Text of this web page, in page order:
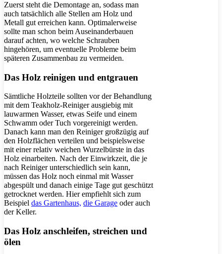
Zuerst steht die Demontage an, sodass man
auch tatsächlich alle Stellen am Holz und
Metall gut erreichen kann. Optimalerweise
sollte man schon beim Auseinanderbauen
darauf achten, wo welche Schrauben
hingehören, um eventuelle Probleme beim
späteren Zusammenbau zu vermeiden.
Das Holz reinigen und entgrauen
Sämtliche Holzteile sollten vor der Behandlung
mit dem Teakholz-Reiniger ausgiebig mit
lauwarmen Wasser, etwas Seife und einem
Schwamm oder Tuch vorgereinigt werden.
Danach kann man den Reiniger großzügig auf
den Holzflächen verteilen und beispielsweise
mit einer relativ weichen Wurzelbürste in das
Holz einarbeiten. Nach der Einwirkzeit, die je
nach Reiniger unterschiedlich sein kann,
müssen das Holz noch einmal mit Wasser
abgespült und danach einige Tage gut geschützt
getrocknet werden. Hier empfiehlt sich zum
Beispiel das Gartenhaus, die Garage oder auch
der Keller.
Das Holz anschleifen, streichen und
ölen